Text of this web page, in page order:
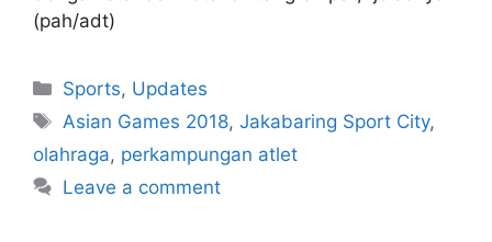
(pah/adt)
Sports, Updates
Asian Games 2018,Jakabaring Sport City,
olahraga, perkampungan atlet
Leave a comment